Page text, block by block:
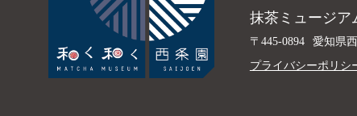
抹茶ミュージア
〒445-0894 愛知県
プライバシーポリシ